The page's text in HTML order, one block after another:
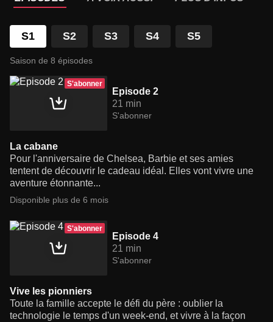
S1 S2 S3 S4 S5
Saison de 8 épisodes
S'abonner
Episode 2
21 min
S'abonner
La cabane
Pour l'anniversaire de Chelsea, Barbie et ses amies
tentent de découvrir le cadeau idéal. Elles vont vivre une
aventure étonnante...
Disponible plus de 6 mois
S'abonner
Episode 4
21 min
S'abonner
Vive les pionniers
Toute la famille accepte le défi du père : oublier la
technologie le temps d'un week-end, et vivre à la façon